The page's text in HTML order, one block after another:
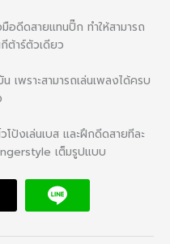
อดีดสายแทนปิ๊ก ทำให้สามารถ
ต้าร์ตัวเดียว
เพราะสามารถเล่นเพลงได้ครบ
โป้งเล่นเบส และฝึกดีดสายทีละ
เต็มรูปแบบ